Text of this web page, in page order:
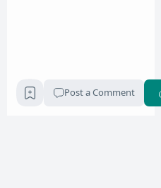
Post a Comment